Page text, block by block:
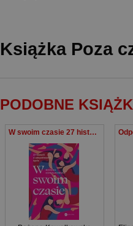
Książka Poza
PODOBNE
W swoim czasie 27 historii o odzyskiwaniu życia